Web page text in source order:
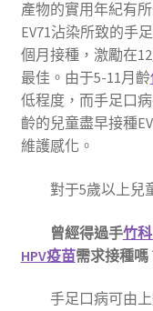
產物的實用年紀有
EV71沾染所致的手
個月接種，激勵在
最佳。由于5-11月齡
低程度，而手足口
齡的兒童盡早接種
維護感化。
對于5歲以上兒
曾經得過手竹
HPV疫苗需求接種嗎
手足口病可由